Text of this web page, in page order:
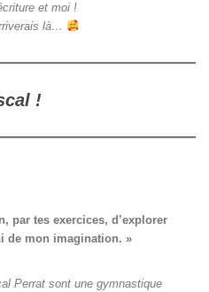
et moi !
là…
!
par tes exercices, d’explorer
de mon imagination. »
Perrat sont une gymnastique